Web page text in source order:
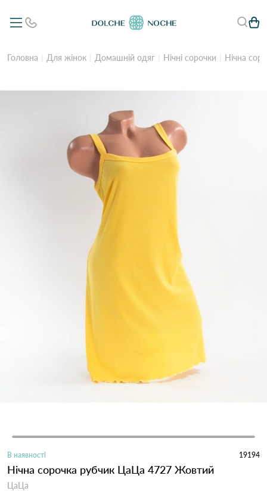
Головна Для жінок Домашній одяг Нічні сорочки Нічна
В наявності 19194
Нічна сорочка рубчик ЦаЦа 4727 Жовтий
ЦаЦа